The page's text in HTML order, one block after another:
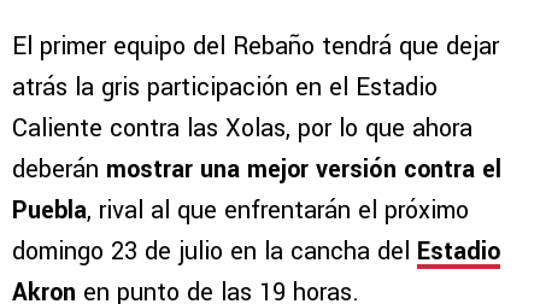
El primer equipo del Rebaño tendrá que dejar
atrás la gris participación en el Estadio
Caliente contra las Xolas, por lo que ahora
deberán mostrar una mejor versión contra el
Puebla, rival al que enfrentarán el próximo
domingo 23 de julio en la cancha del Estadio
Akron en punto de las 19 horas.